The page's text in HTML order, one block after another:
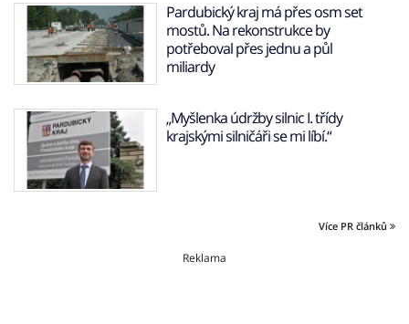
Pardubický kraj má přes osm set
mostů. Na rekonstrukce by
potřeboval přes jednu a půl
miliardy
„Myšlenka údržby silnic I. třídy
krajskými silničáři se mi líbí.“
Více PR článků
Reklama